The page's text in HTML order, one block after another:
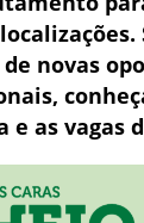
novas
e as vagas